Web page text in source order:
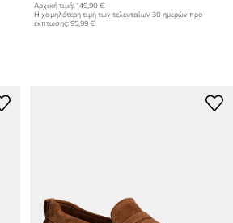
Αρχική τιμή: 149,90 €
Η χαμηλότερη τιμή των τελευταίων 30 ημερών προ
έκπτωσης: 95,99 €